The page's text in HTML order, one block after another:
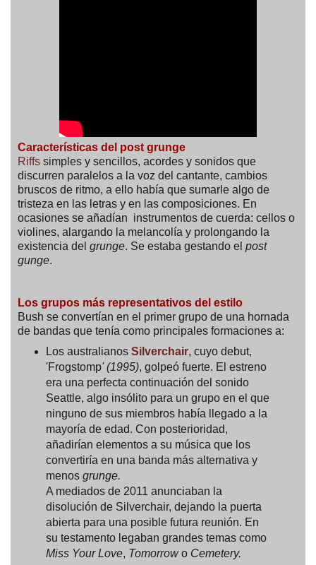
Características del post grunge
Riffs simples y sencillos, acordes y sonidos que
discurren paralelos a la voz del cantante, cambios
bruscos de ritmo, a ello había que sumarle algo de
tristeza en las letras y en las composiciones. En
ocasiones se añadían instrumentos de cuerda: cellos o
violines, alargando la melancolía y prolongando la
existencia del grunge. Se estaba gestando el post
gunge.
Los grupos más representativos del estilo
Bush se convertían en el primer grupo de una hornada
de bandas que tenía como principales formaciones a:
Los australianos Silverchair, cuyo debut,
'Frogstomp' (1995), golpeó fuerte. El estreno
era una perfecta continuación del sonido
Seattle, algo insólito para un grupo en el que
ninguno de sus miembros había llegado a la
mayoría de edad. Con posterioridad,
añadirían elementos a su música que los
convertiría en una banda más alternativa y
menos grunge.
A mediados de 2011 anunciaban la
disolución de Silverchair, dejando la puerta
abierta para una posible futura reunión. En
su testamento legaban grandes temas como
Miss Your Love, Tomorrowo Cemetery.